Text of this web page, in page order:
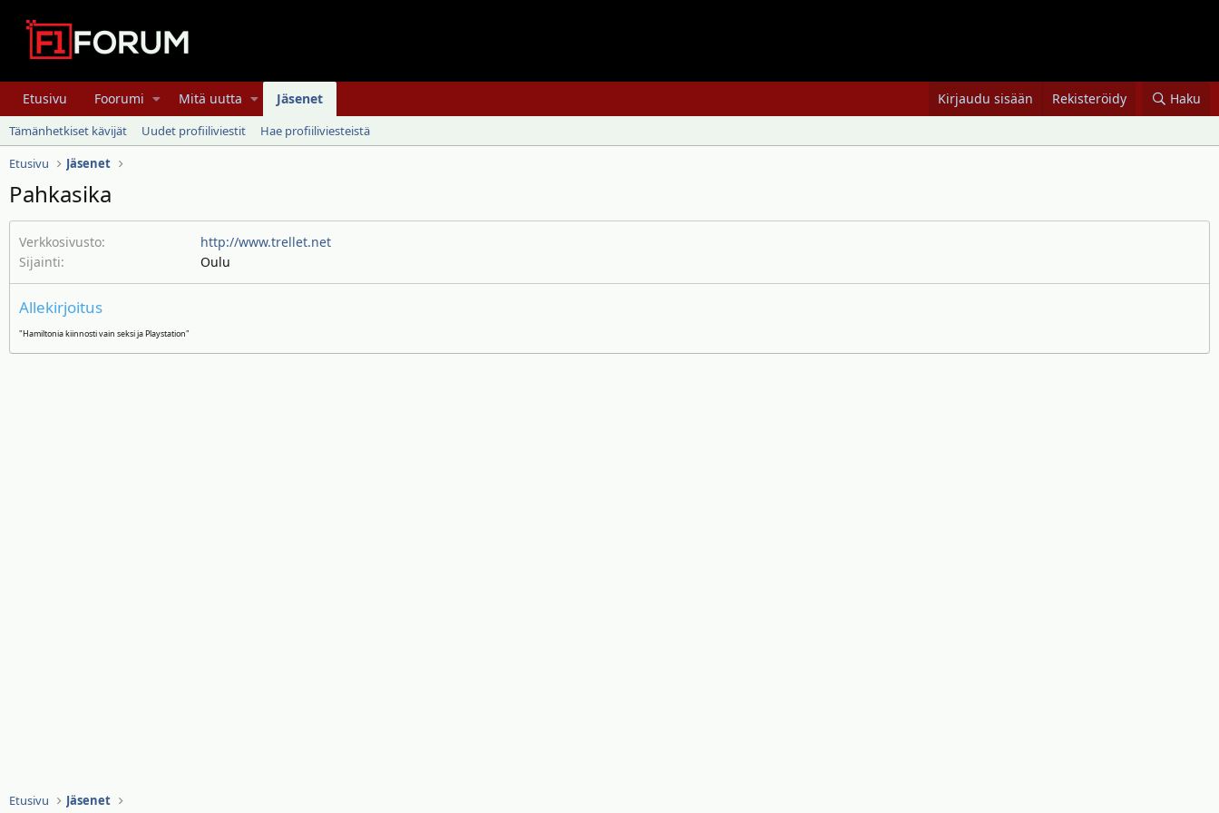
Etusivu Foorumi Mitä uutta Jäsenet Kirjaudu sisään Rekisteröidy Haku
Tämänhetkiset kävijät Uudet profiiliviestit
Hae profiiliviesteistä
Etusivu
Jäsenet
Pahkasika
Verkkosivusto
http://www.trellet.net
Sijainti
Oulu
Allekirjoitus
"Hamiltonia kiinnosti vain seksi ja Playstation"
Etusivu Jäsenet